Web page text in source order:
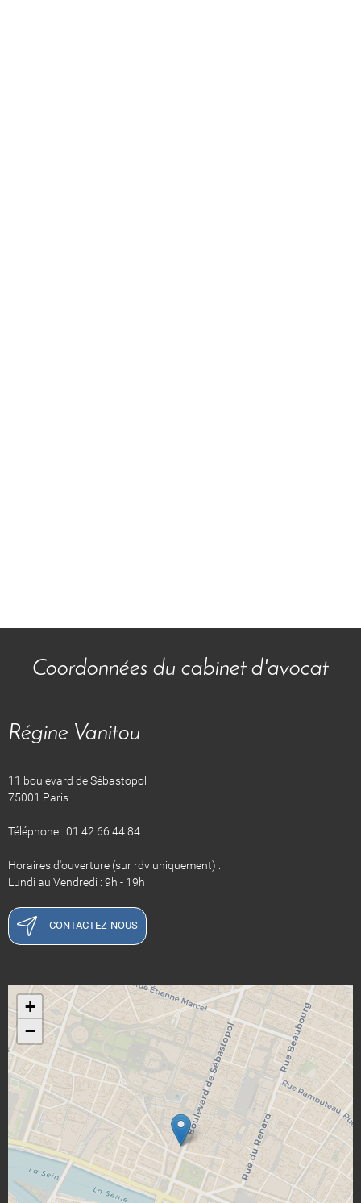
Coordonnées du cabinet d'avocat
Régine Vanitou
11 boulevard de Sébastopol
75001 Paris
Téléphone : 01 42 66 44 84
Horaires d'ouverture (sur rdv uniquement) :
Lundi au Vendredi : 9h - 19h
CONTACTEZ-NOUS
+
−